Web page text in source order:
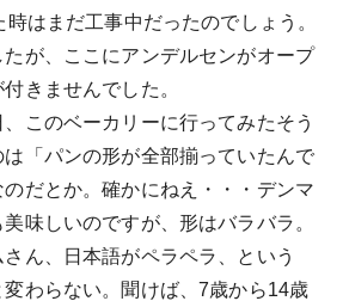
はまだ工事中だったのでしょう。
が、ここにアンデルセンがオープ
きませんでした。
このベーカリーに行ってみたそう
「パンの形が全部揃っていたんで
だとか。確かにねえ・・・デンマ
味しいのですが、形はバラバラ。
ん、日本語がペラペラ、という
わらない。聞けば、7歳から14歳